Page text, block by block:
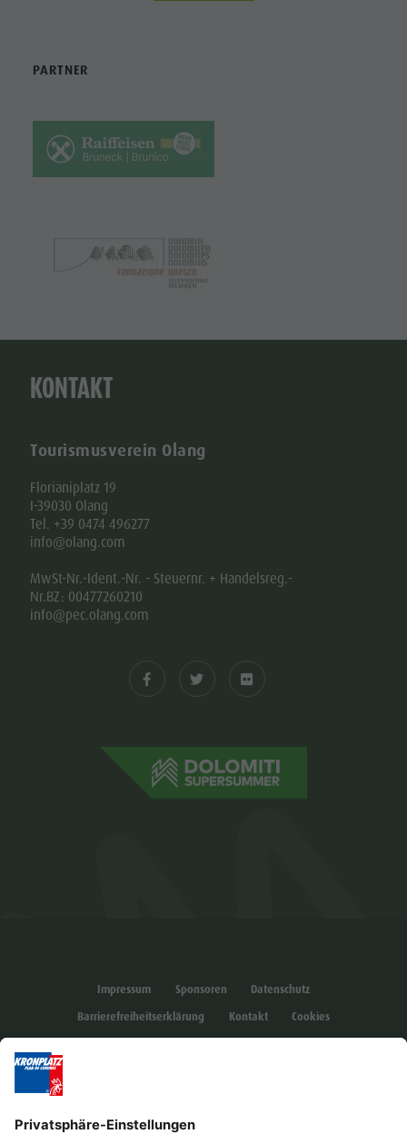
KONTAKT
Florianiplatz 19
I-39030 Olang
Tel. +39 0474 496277
info@olang.com
MwSt-Nr.-Ident.-Nr. - Steuernr. + Handelsreg.-
Nr.BZ: 00477260210
info@pec.olang.com